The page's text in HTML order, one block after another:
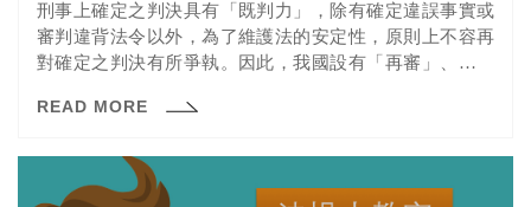
刑事上確定之判決具有「既判力」，除有確定違誤事實或
審判違背法令以外，為了維護法的安定性，原則上不容再
對確定之判決有所爭執。因此，我國設有「再審」、「非
以落實「發現真實、追求正義」之目的。
READ MORE